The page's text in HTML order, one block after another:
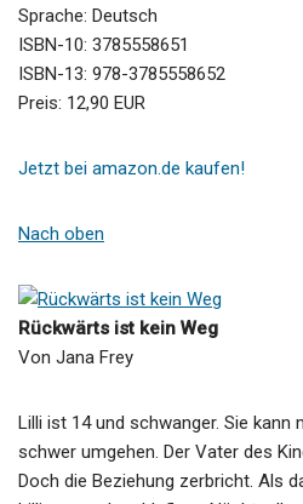
Sprache: Deutsch
ISBN-10: 3785558651
ISBN-13: 978-3785558652
Preis: 12,90 EUR
Jetzt bei amazon.de kaufen!
Nach oben
Rückwärts ist kein Weg
Von Jana Frey
Lilli ist 14 und schwanger. Sie kann
schwer umgehen. Der Vater des
Doch die Beziehung zerbricht. Als